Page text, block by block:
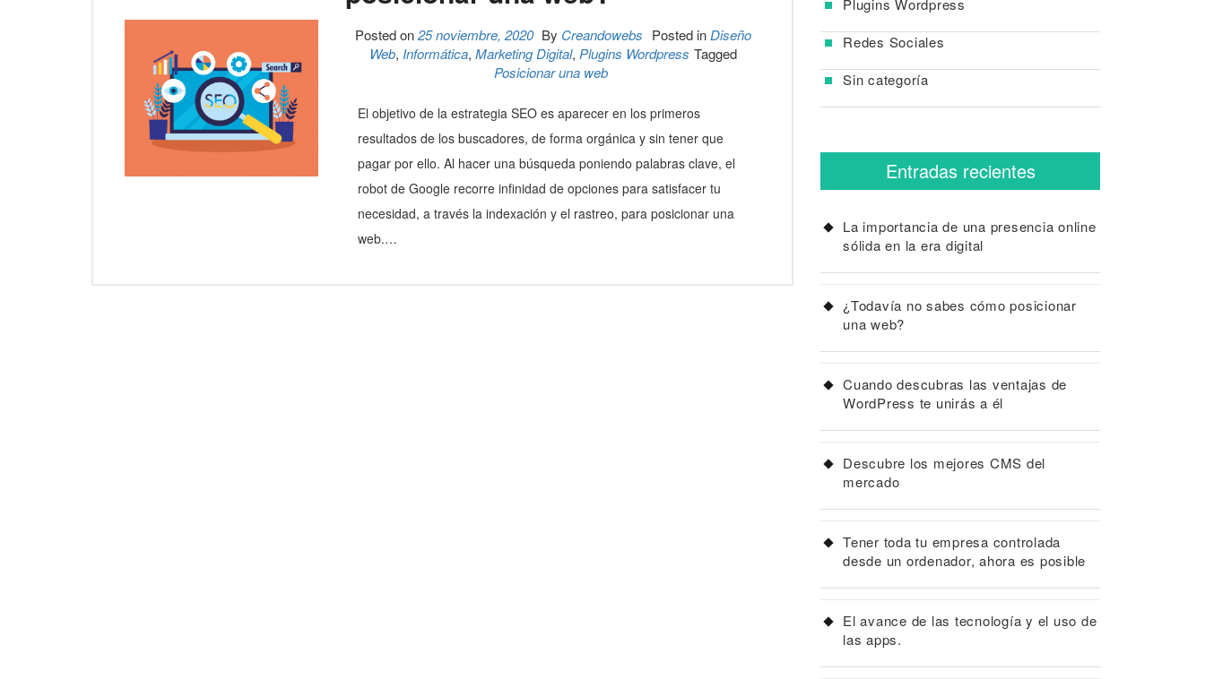
Posted on25 noviembre, 2020 By Creandowebs Posted in Diseño
Web, Informática, Marketing Digital, Plugins Wordpress Tagged
Posicionar una web
El objetivo de la estrategia SEO es aparecer en los primeros
resultados de los buscadores, de forma orgánica y sin tener que
pagar por ello. Al hacer una búsqueda poniendo palabras clave, el
robot de Google recorre infinidad de opciones para satisfacer tu
necesidad, a través la indexación y el rastreo, para posicionar una
web.…
Redes Sociales
Sin categoría
Entradas recientes
La importancia de una presencia online
sólida en la era digital
¿Todavía no sabes cómo posicionar
una web?
Cuando descubras las ventajas de
WordPress te unirás a él
Descubre los mejores CMS del
mercado
Tener toda tu empresa controlada
desde un ordenador, ahora es posible
El avance de las tecnología y el uso de
las apps.